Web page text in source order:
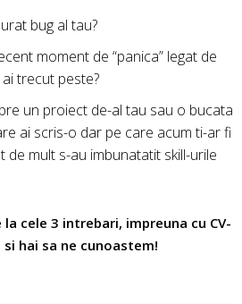
bug al tau?
moment de “panica” legat de
trecut peste?
un proiect de-al tau sau o bucata
ai scris-o dar pe care acum ti-ar fi
de mult s-au imbunatatit skill-urile
cele 3 intrebari, impreuna cu CV-
si hai sa ne cunoastem!